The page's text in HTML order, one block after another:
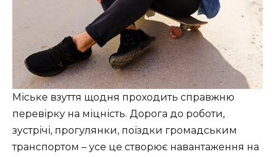
Міське взуття щодня проходить справжню
перевірку на міцність. Дорога до роботи,
зустрічі, прогулянки, поїздки громадським
транспортом – усе це створює навантаження на